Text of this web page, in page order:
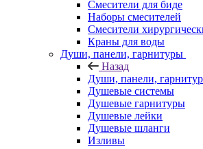
Смесители для биде
Наборы смесителей
Смесители
Краны для воды
Души, панели, гарнитуры
Назад
Души, панели,
Душевые системы
Душевые гарнитуры
Душевые лейки
Душевые шланги
Изливы